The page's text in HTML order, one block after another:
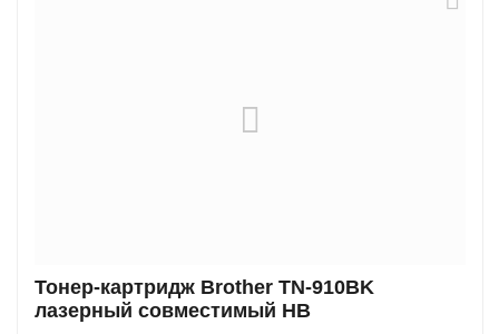
Тонер-картридж Brother TN-910BK
лазерный совместимый HB